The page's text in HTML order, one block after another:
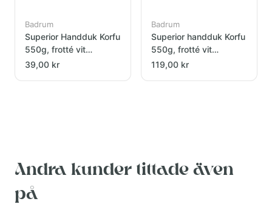
Badrum
Superior Handduk Korfu
550g, frotté vit
50x70cm
39,00 kr
Badrum
Superior handduk Korfu
550g, frotté vit
70x140cm
119,00 kr
Andra kunder tittade även
på